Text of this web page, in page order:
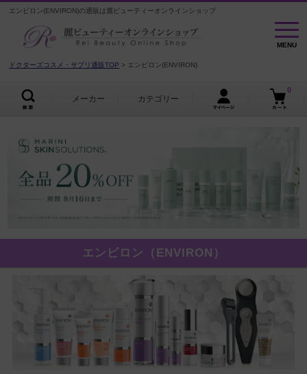
エンビロン(ENVIRON)の通販は麗ビューティーオンラインショップ
MENU
MENU
ドクターズコスメ・サプリ通販TOP エンビロン(ENVIRON)
メーカー カテゴリー
0
エンビロン（ENVIRON）